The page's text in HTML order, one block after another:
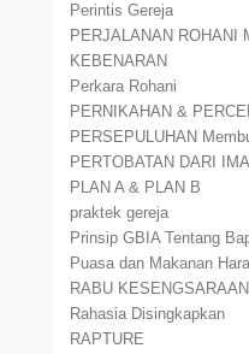
Perintis Gereja
PERJALANAN ROHANI
KEBENARAN
Perkara Rohani
PERNIKAHAN &
PERSEPULUHAN
PERTOBATAN DARI
PLAN A & PLAN B
praktek gereja
Prinsip GBIA Tentang
Puasa dan Makanan
RABU
Rahasia Disingkapkan
RAPTURE